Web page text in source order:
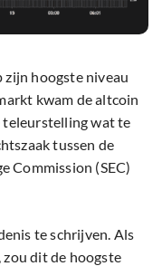
zijn hoogste niveau
kwam de altcoin
teleurstelling wat te
tussen de
Commission (SEC)
te schrijven. Als
zou dit de hoogste